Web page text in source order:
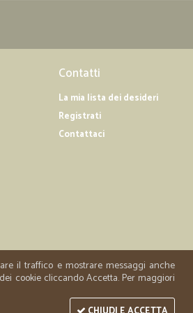
modo da preservarli dai detersivi. Sicuramente
Contatti
La mia lista dei desideri
Registrati
Contattaci
il traffico e mostrare messaggi anche
cookie cliccando Accetta. Per maggiori